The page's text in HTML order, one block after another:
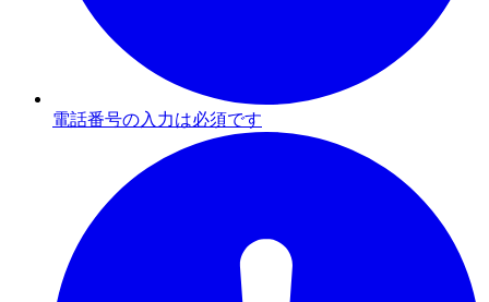
電話番号の入力は必須です